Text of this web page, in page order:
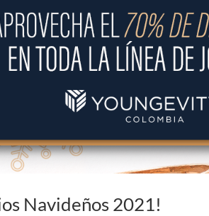
Navideños 2021!